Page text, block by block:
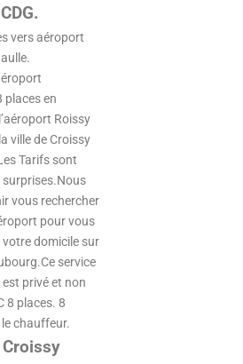
vers aéroport
places en
Roissy
ville de Croissy
Tarifs sont
vous rechercher
pour vous
domicile sur
service
privé et non
8 places. 8
chauffeur.
Croissy